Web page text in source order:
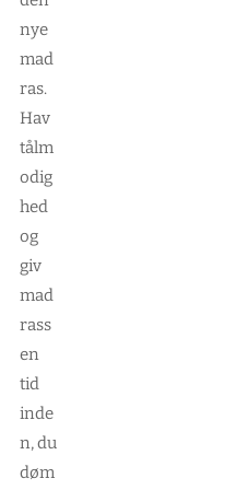
nye
mad
ras.
Hav
tålm
odig
hed
og
giv
mad
rass
en
tid
inde
n, du
døm